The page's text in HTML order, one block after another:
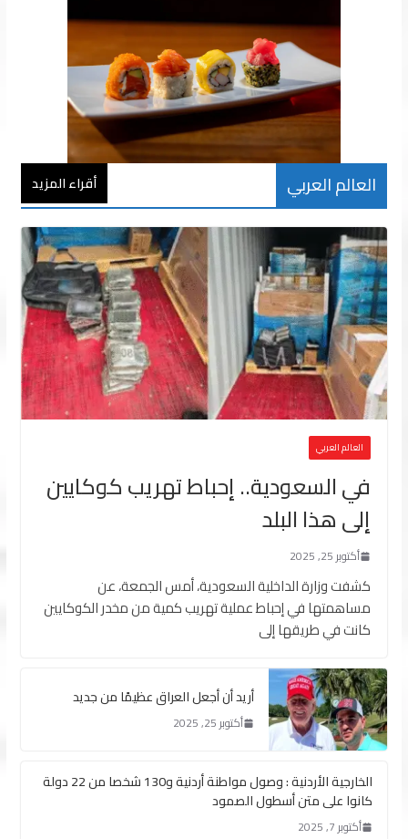
العالم العربي أقراء المزيد
العالم العربي
في السعودية.. إحباط تهريب كوكايين
إلى هذا البلد
أكتوبر 25, 2025
كشفت وزارة الداخلية السعودية، أمس الجمعة، عن
مساهمتها في إحباط عملية تهريب كمية من مخدر الكوكايين
كانت في طريقها إلى
أريد أن أجعل العراق عظيمًا من جديد
أكتوبر 25, 2025
الخارجية الأردنية : وصول مواطنة أردنية و130 شخصا من 22 دولة
كانوا على متن أسطول الصمود
أكتوبر 7, 2025